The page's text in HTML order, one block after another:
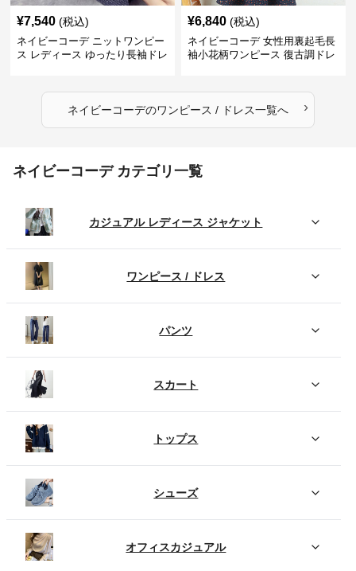
¥7,540 (税込)
ネイビーコーデ ニットワンピー
ス レディース ゆったり長袖ドレ
¥6,840 (税込)
ネイビーコーデ 女性用裏起毛長
袖小花柄ワンピース 復古調ドレ
ネイビーコーデのワンピース / ドレス一覧へ ›
ネイビーコーデ カテゴリ一覧
カジュアル レディース ジャケット
ワンピース / ドレス
パンツ
スカート
トップス
シューズ
オフィスカジュアル